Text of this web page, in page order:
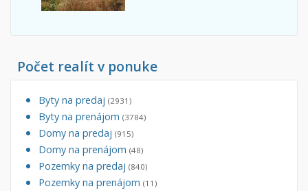
Počet realít v ponuke
Byty na predaj (2931)
Byty na prenájom (3784)
Domy na predaj (915)
Domy na prenájom (48)
Pozemky na predaj (840)
Pozemky na prenájom (11)